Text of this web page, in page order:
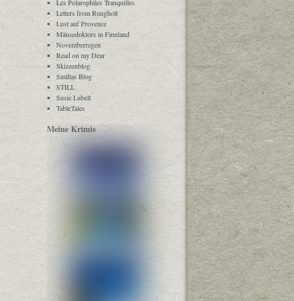
Les Polarophiles Tranquilles
Letters from Rungholt
Lust auf Provence
Mäusedoktors in Finnland
Novemberregen
Read on my Dear
Skizzenblog
Smillas Blog
STILL
Susie Lubell
TableTales
Meine Krimis